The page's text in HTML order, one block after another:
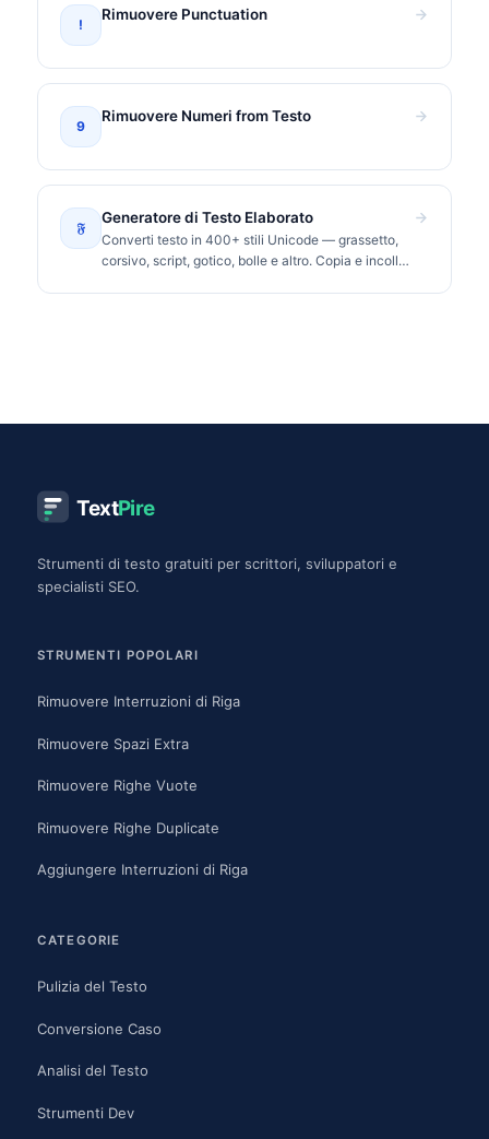
!
Rimuovere Punctuation
9
Rimuovere Numeri from Testo
𝔉
Generatore di Testo Elaborato
Converti testo in 400+ stili Unicode — grassetto,
corsivo, script, gotico, bolle e altro. Copia e incolla
TextPire
Strumenti di testo gratuiti per scrittori, sviluppatori e
specialisti SEO.
STRUMENTI POPOLARI
Rimuovere Interruzioni di Riga
Rimuovere Spazi Extra
Rimuovere Righe Vuote
Rimuovere Righe Duplicate
Aggiungere Interruzioni di Riga
CATEGORIE
Pulizia del Testo
Conversione Caso
Analisi del Testo
Strumenti Dev